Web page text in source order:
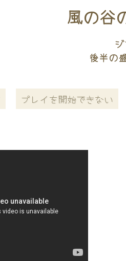
風の谷
後半の
プレイを開始できない